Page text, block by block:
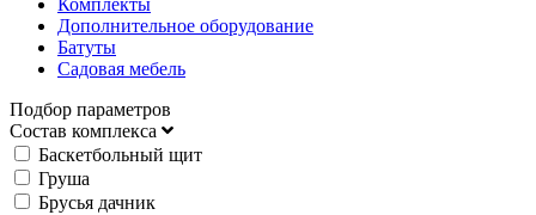
Комплекты
Дополнительное оборудование
Батуты
Садовая мебель
Подбор параметров
Состав комплекса
Баскетбольный щит
Груша
Брусья дачник